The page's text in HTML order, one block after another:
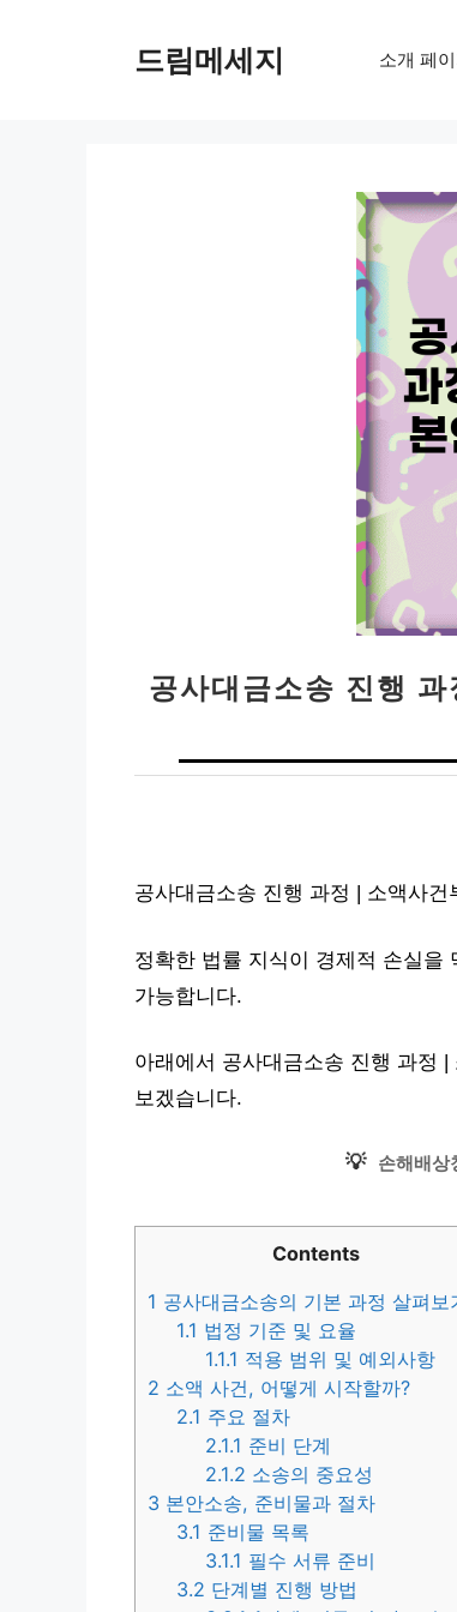
드림메세지 소개 페
공사대금소송 진행
공사대금소송 진행 과정 | 소액사
정확한 법률 지식이 경제적 손실을
가능합니다.
아래에서 공사대금소송 진행 과정
보겠습니다.
💡 손해배상
Contents
1 공사대금소송의 기본 과정 살펴보
1.1 법정 기준 및 요율
1.1.1 적용 범위 및 예외사항
2 소액 사건, 어떻게 시작할까?
2.1 주요 절차
2.1.1 준비 단계
2.1.2 소송의 중요성
3 본안소송, 준비물과 절차
3.1 준비물 목록
3.1.1 필수 서류 준비
3.2 단계별 진행 방법